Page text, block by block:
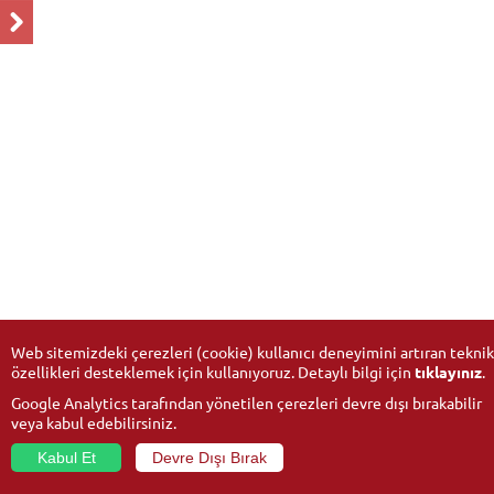
Web sitemizdeki çerezleri (cookie) kullanıcı deneyimini artıran teknik
özellikleri desteklemek için kullanıyoruz. Detaylı bilgi için tıklayınız.
Google Analytics tarafından yönetilen çerezleri devre dışı bırakabilir
veya kabul edebilirsiniz.
Kabul Et
Devre Dışı Bırak
© 2026Anadolu University- All rights reserved.